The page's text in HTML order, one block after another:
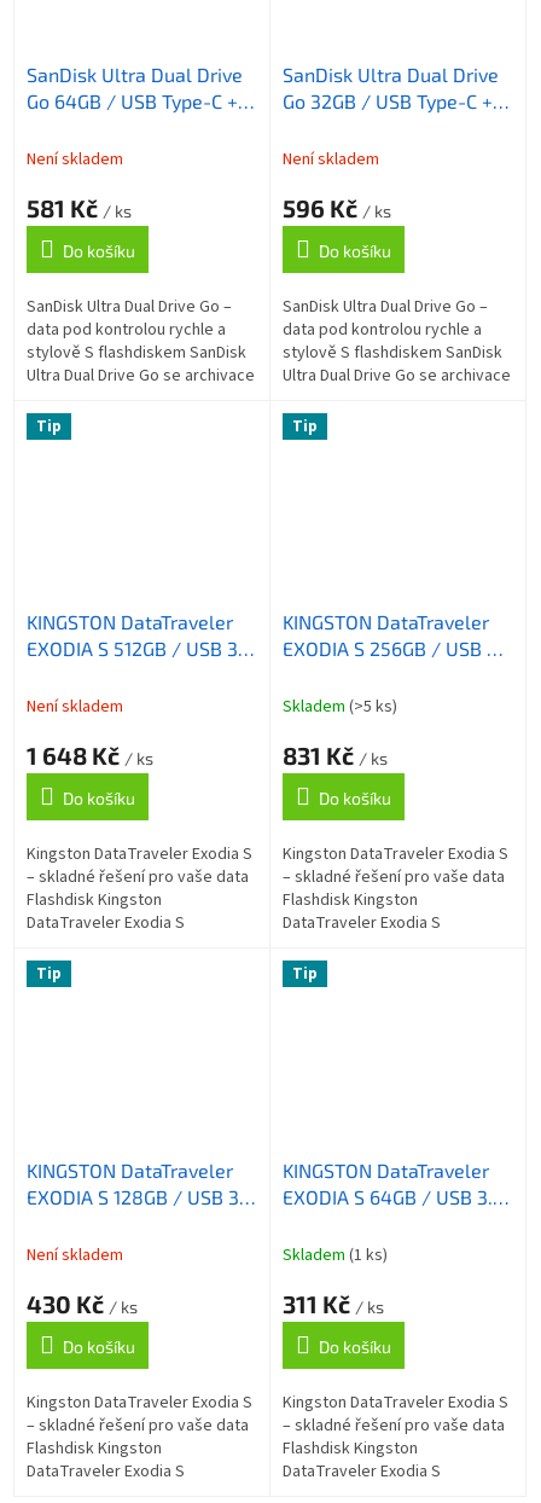
SanDisk Ultra Dual Drive
Go 64GB / USB Type-C +
1 / černá
Není skladem
581 Kč / ks
Do košíku
SanDisk Ultra Dual Drive Go –
data pod kontrolou rychle a
stylově S flashdiskem SanDisk
Ultra Dual Drive Go se archivace
přímočarou záležitostí....
SanDisk Ultra Dual Drive
Go 32GB / USB Type-C +
1 / černá
Není skladem
596 Kč / ks
Do košíku
SanDisk Ultra Dual Drive Go –
data pod kontrolou rychle a
stylově S flashdiskem SanDisk
Ultra Dual Drive Go se archivace
přímočarou záležitostí....
Tip
KINGSTON DataTraveler
EXODIA S 512GB / USB 3.2
Není skladem
1 648 Kč / ks
Do košíku
Kingston DataTraveler Exodia S
– skladné řešení pro vaše data
Flashdisk Kingston
DataTraveler Exodia S
pro vaše data. Díky rozhraní
USB 3.2 Gen1...
Tip
KINGSTON DataTraveler
EXODIA S 256GB / USB 3.2
Skladem (>5 ks)
831 Kč / ks
Do košíku
Kingston DataTraveler Exodia S
– skladné řešení pro vaše data
Flashdisk Kingston
DataTraveler Exodia S
pro vaše data. Díky rozhraní
USB 3.2 Gen1...
Tip
KINGSTON DataTraveler
EXODIA S 128GB / USB 3.2
Není skladem
430 Kč / ks
Do košíku
Kingston DataTraveler Exodia S
– skladné řešení pro vaše data
Flashdisk Kingston
DataTraveler Exodia S
Tip
KINGSTON DataTraveler
EXODIA S 64GB / USB 3.2
Skladem (1 ks)
311 Kč / ks
Do košíku
Kingston DataTraveler Exodia S
– skladné řešení pro vaše data
Flashdisk Kingston
DataTraveler Exodia S